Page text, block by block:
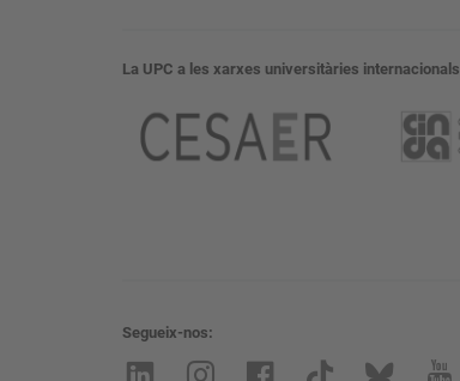
La UPC a les xarxes universitàries internacionals
Segueix-nos